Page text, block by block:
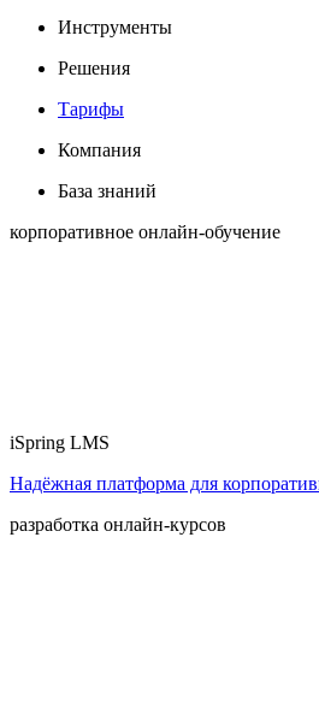
Инструменты
Решения
Тарифы
Компания
База знаний
корпоративное онлайн-обучение
iSpring LMS
Надёжная платформа для
разработка онлайн-курсов